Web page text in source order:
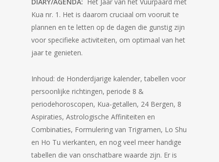
Kua nr. 1. Het is daarom cruciaal om vooruit te
plannen en te letten op de dagen die gunstig zijn
voor specifieke activiteiten, om optimaal van het
jaar te genieten.
Inhoud: de Honderdjarige kalender, tabellen voor
persoonlijke richtingen, periode 8 &
periodehoroscopen, Kua-getallen, 24 Bergen, 8
Aspiraties, Astrologische Affiniteiten en
Combinaties, Formulering van Trigramen, Lo Shu
en Ho Tu vierkanten, en nog veel meer handige
tabellen die van onschatbare waarde zijn. Er is